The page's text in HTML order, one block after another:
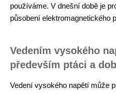
používáme. V dnešní době je
působení elektromagnetického
Vedením vysokého
především ptáci a
Vedení vysokého napětí může